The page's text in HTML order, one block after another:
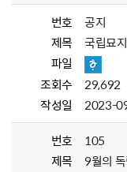
번호
공지
제목
국립묘
파일
조회수
29,692
작성일
2023-
번호
105
제목